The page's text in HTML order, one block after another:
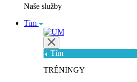
Naše služby
Tím
Tím
TRÉNINGY